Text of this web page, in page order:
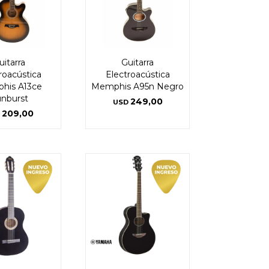
A13ce
209,00
Guitarra
Electroacústica
Memphis A95n Negro
USD 249,00